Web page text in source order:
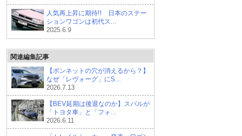
人気再上昇に期待!! 日本のステー
ションワゴンは初代ス...
2025.6.9
関連編集記事
【ボンネットの穴が消えるから？】
なぜ「レヴォーグ」にS...
2026.7.13
【BEV延期は後退なのか】スバルが
「トヨタ車」と「フォ...
2026.6.11